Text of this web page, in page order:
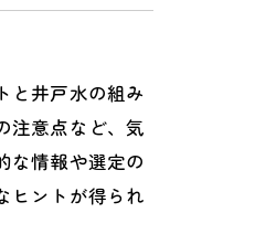
と井戸水の組み
注意点など、気
な情報や選定の
ヒントが得られ